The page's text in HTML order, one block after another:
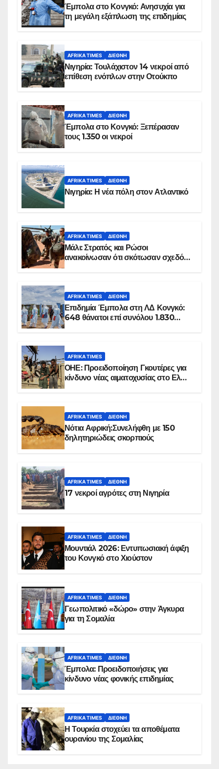
Έμπολα στο Κονγκό: Ανησυχία για
τη μεγάλη εξάπλωση της επιδημίας
AFRIKA TIMES ΔΙΕΘΝΉ
Νιγηρία: Τουλάχιστον 14 νεκροί από
επίθεση ενόπλων στην Οτούκπο
AFRIKA TIMES ΔΙΕΘΝΉ
Έμπολα στο Κονγκό: Ξεπέρασαν
τους 1.350 οι νεκροί
AFRIKA TIMES ΔΙΕΘΝΉ
Νιγηρία: Η νέα πόλη στον Ατλαντικό
AFRIKA TIMES ΔΙΕΘΝΉ
Μάλι: Στρατός και Ρώσοι
ανακοίνωσαν ότι σκότωσαν σχεδόν
AFRIKA TIMES ΔΙΕΘΝΉ
Επιδημία Έμπολα στη ΛΔ Κονγκό:
648 θάνατοι επί συνόλου 1.830
AFRIKA TIMES
ΟΗΕ: Προειδοποίηση Γκουτέρες για
κίνδυνο νέας αιματοχυσίας στο Ελ
AFRIKA TIMES ΔΙΕΘΝΉ
Νότια Αφρική:Συνελήφθη με 150
δηλητηριώδεις σκορπιούς
AFRIKA TIMES ΔΙΕΘΝΉ
17 νεκροί αγρότες στη Νιγηρία
AFRIKA TIMES ΔΙΕΘΝΉ
Μουντιάλ 2026: Εντυπωσιακή άφιξη
του Κονγκό στο Χιούστον
AFRIKA TIMES ΔΙΕΘΝΉ
Γεωπολιτικό «δώρο» στην Άγκυρα
για τη Σομαλία
AFRIKA TIMES ΔΙΕΘΝΉ
Έμπολα: Προειδοποιήσεις για
κίνδυνο νέας φονικής επιδημίας
AFRIKA TIMES ΔΙΕΘΝΉ
Η Τουρκία στοχεύει τα αποθέματα
ουρανίου της Σομαλίας